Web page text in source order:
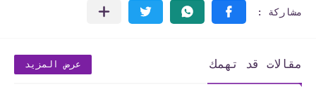
مقالات قد تهمك عرض المزيد